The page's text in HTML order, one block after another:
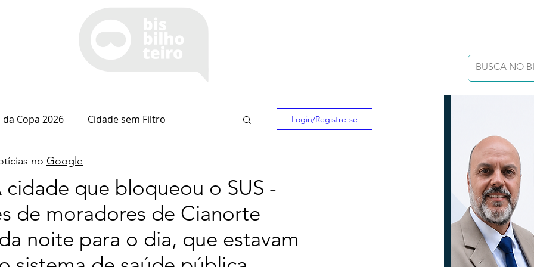
Copa 2026 Cidade sem Filtro
Espaço Itaipu
Esportes Coluna do Nolasco
(Im)pertinências Economia
Login/Registre-se
cidade que bloqueou o SUS -
de moradores de Cianorte
noite para o dia, que estavam
no Google